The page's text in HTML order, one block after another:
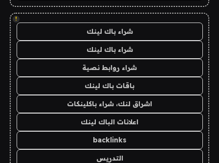
!
شراء باك لينك
شراء باك لينك
شراء روابط نصية
باقات باك لينك
اشراق لنك، شراء باكلينكات
اعلانات الباك لينك
backlinks
التدريس